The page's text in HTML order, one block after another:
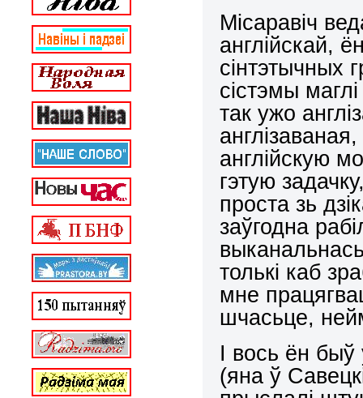
Місаравіч
англійскай,
сінтэтычных
сістэмы
так ужо
англійскую
гэтую
проста зь
заўгодна
толькі каб
мне
шчасьце,
І вось ён
(яна ў